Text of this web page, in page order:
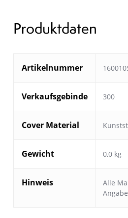
Produktdaten
Artikelnummer
Verkaufsgebinde 300
Cover Material
Gewicht 0,0 kg
Hinweis
Alle